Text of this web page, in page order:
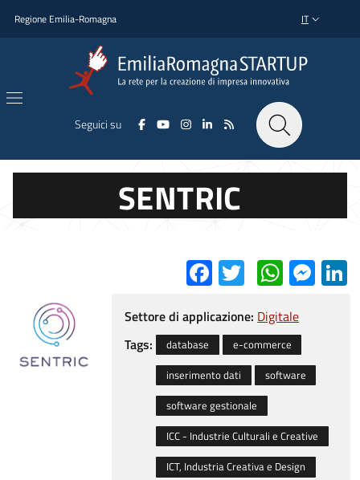
Regione Emilia-Romagna SELETTORE
IT
Seguici su
SENTRIC
Facebook
Twitter
Settore di applicazione: Digitale
Tags:
database
e-commerce
inserimento dati
software
software gestionale
ICC - Industrie Culturali e Creative
ICT, Industria Creativa e Design